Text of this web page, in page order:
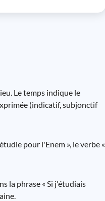
Le temps indique le
(indicatif, subjonctif
pour l'Enem », le verbe «
la phrase « Si j'étudiais